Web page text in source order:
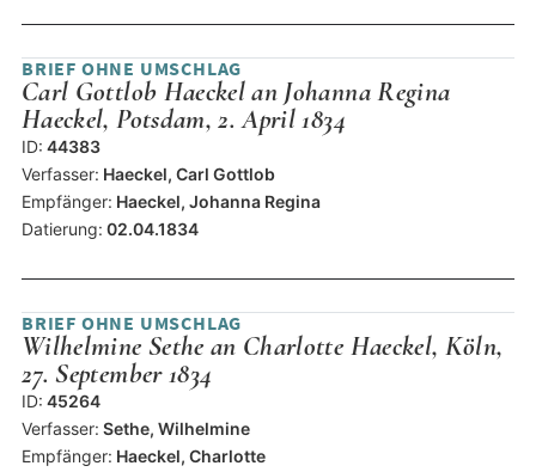
BRIEF OHNE UMSCHLAG
Carl Gottlob Haeckel an Johanna Regina
Haeckel, Potsdam, 2. April 1834
ID: 44383
Verfasser: Haeckel, Carl Gottlob
Empfänger: Haeckel, Johanna Regina
Datierung: 02.04.1834
BRIEF OHNE UMSCHLAG
Wilhelmine Sethe an Charlotte Haeckel, Köln,
27. September 1834
ID: 45264
Verfasser: Sethe, Wilhelmine
Empfänger: Haeckel, Charlotte